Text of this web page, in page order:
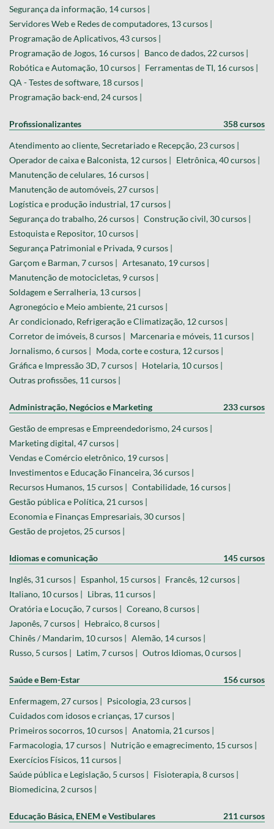
Segurança da informação, 14 cursos |
Servidores Web e Redes de computadores, 13 cursos |
Programação de Aplicativos, 43 cursos |
Programação de Jogos, 16 cursos | Banco de dados, 22 cursos |
Robótica e Automação, 10 cursos | Ferramentas de TI, 16 cursos |
QA - Testes de software, 18 cursos |
Programação back-end, 24 cursos |
Profissionalizantes 358 cursos
Atendimento ao cliente, Secretariado e Recepção, 23 cursos |
Operador de caixa e Balconista, 12 cursos | Eletrônica, 40 cursos |
Manutenção de celulares, 16 cursos |
Manutenção de automóveis, 27 cursos |
Logística e produção industrial, 17 cursos |
Segurança do trabalho, 26 cursos | Construção civil, 30 cursos |
Estoquista e Repositor, 10 cursos |
Segurança Patrimonial e Privada, 9 cursos |
Garçom e Barman, 7 cursos | Artesanato, 19 cursos |
Manutenção de motocicletas, 9 cursos |
Soldagem e Serralheria, 13 cursos |
Agronegócio e Meio ambiente, 21 cursos |
Ar condicionado, Refrigeração e Climatização, 12 cursos |
Corretor de imóveis, 8 cursos | Marcenaria e móveis, 11 cursos |
Jornalismo, 6 cursos | Moda, corte e costura, 12 cursos |
Gráfica e Impressão 3D, 7 cursos | Hotelaria, 10 cursos |
Outras profissões, 11 cursos |
Administração, Negócios e Marketing 233 cursos
Gestão de empresas e Empreendedorismo, 24 cursos |
Marketing digital, 47 cursos |
Vendas e Comércio eletrônico, 19 cursos |
Investimentos e Educação Financeira, 36 cursos |
Recursos Humanos, 15 cursos | Contabilidade, 16 cursos |
Gestão pública e Política, 21 cursos |
Economia e Finanças Empresariais, 30 cursos |
Gestão de projetos, 25 cursos |
Idiomas e comunicação 145 cursos
Inglês, 31 cursos | Espanhol, 15 cursos | Francês, 12 cursos |
Italiano, 10 cursos | Libras, 11 cursos |
Oratória e Locução, 7 cursos | Coreano, 8 cursos |
Japonês, 7 cursos | Hebraico, 8 cursos |
Chinês / Mandarim, 10 cursos | Alemão, 14 cursos |
Russo, 5 cursos | Latim, 7 cursos | Outros Idiomas, 0 cursos |
Saúde e Bem-Estar 156 cursos
Enfermagem, 27 cursos | Psicologia, 23 cursos |
Cuidados com idosos e crianças, 17 cursos |
Primeiros socorros, 10 cursos | Anatomia, 21 cursos |
Farmacologia, 17 cursos | Nutrição e emagrecimento, 15 cursos |
Exercícios Físicos, 11 cursos |
Saúde pública e Legislação, 5 cursos | Fisioterapia, 8 cursos |
Biomedicina, 2 cursos |
Educação Básica, ENEM e Vestibulares 211 cursos